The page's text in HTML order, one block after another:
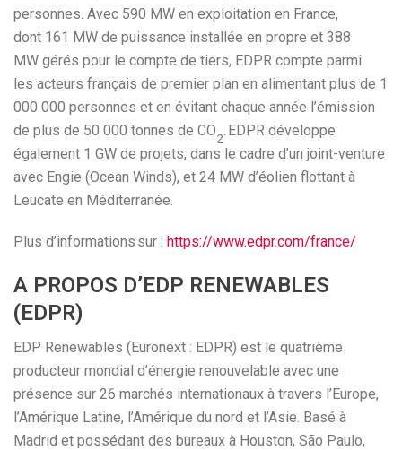
personnes. Avec 590 MW en exploitation en France,
dont 161 MW de puissance installée en propre et 388
MW gérés pour le compte de tiers, EDPR compte parmi
les acteurs français de premier plan en alimentant plus de 1
000 000 personnes et en évitant chaque année l’émission
de plus de 50 000 tonnes de CO2. EDPR développe
également 1 GW de projets, dans le cadre d’un joint-venture
avec Engie (Ocean Winds), et 24 MW d’éolien flottant à
Leucate en Méditerranée.
Plus d’informations sur : https://www.edpr.com/france/
A PROPOS D’EDP RENEWABLES
(EDPR)
EDP Renewables (Euronext : EDPR) est le quatrième
producteur mondial d’énergie renouvelable avec une
présence sur 26 marchés internationaux à travers l’Europe,
l’Amérique Latine, l’Amérique du nord et l’Asie. Basé à
Madrid et possédant des bureaux à Houston, São Paulo,